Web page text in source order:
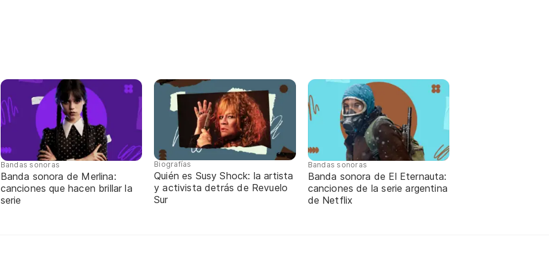
Bandas sonoras
Banda sonora de Merlina:
canciones que hacen brillar la
serie
Biografías
Quién es Susy Shock: la artista
y activista detrás de Revuelo
Sur
Bandas sonoras
Banda sonora de El Eternauta:
canciones de la serie argentina
de Netflix